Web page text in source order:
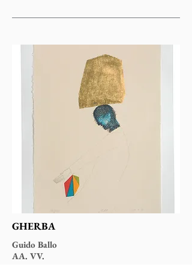
GHERBA
Guido Ballo
AA. VV.